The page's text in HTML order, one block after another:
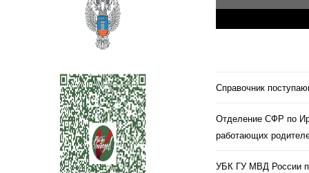
Справочник
Отделение СФР по
работающих
УБК ГУ МВД России